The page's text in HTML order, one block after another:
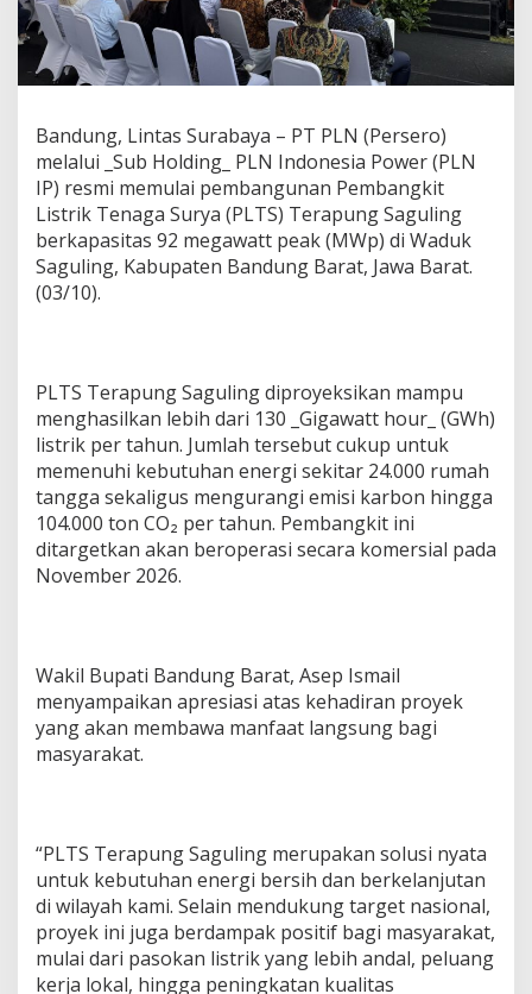
c
a
a
,
P
L
N
M
u
n
g
n
P
L
S
u
n
g
K
i
t
a
s
9
2
M
Bandung, Lintas Surabaya – PT PLN (Persero)
melalui _Sub Holding_ PLN Indonesia Power (PLN
IP) resmi memulai pembangunan Pembangkit
Listrik Tenaga Surya (PLTS) Terapung Saguling
berkapasitas 92 megawatt peak (MWp) di Waduk
Saguling, Kabupaten Bandung Barat, Jawa Barat.
(03/10).
PLTS Terapung Saguling diproyeksikan mampu
menghasilkan lebih dari 130 _Gigawatt hour_ (GWh)
listrik per tahun. Jumlah tersebut cukup untuk
memenuhi kebutuhan energi sekitar 24.000 rumah
tangga sekaligus mengurangi emisi karbon hingga
104.000 ton CO₂ per tahun. Pembangkit ini
ditargetkan akan beroperasi secara komersial pada
November 2026.
Wakil Bupati Bandung Barat, Asep Ismail
menyampaikan apresiasi atas kehadiran proyek
yang akan membawa manfaat langsung bagi
masyarakat.
“PLTS Terapung Saguling merupakan solusi nyata
untuk kebutuhan energi bersih dan berkelanjutan
di wilayah kami. Selain mendukung target nasional,
proyek ini juga berdampak positif bagi masyarakat,
mulai dari pasokan listrik yang lebih andal, peluang
kerja lokal, hingga peningkatan kualitas